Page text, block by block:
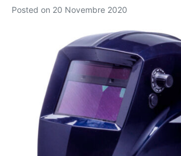
Posted on 20 Novembre 2020